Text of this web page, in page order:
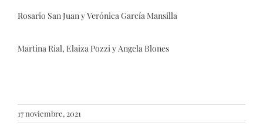
Rosario San Juan y Verónica García Mansilla
Martina Rial, Elaiza Pozzi y Angela Blones
17 noviembre, 2021